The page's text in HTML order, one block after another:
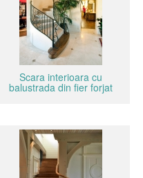
Scara interioara cu
balustrada din fier forjat